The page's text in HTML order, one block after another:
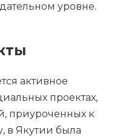
уровне.
активное
проектах,
приуроченных к
в Якутии была